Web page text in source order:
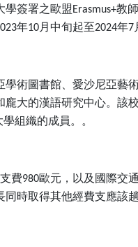
學簽署之歐盟Erasmus+教
年10月中旬起至2024年7
學術圖書館、愛沙尼亞藝
龐大的漢語研究中心。該
組織的成員。。
費980歐元，以及國際交
同時取得其他經費支應該